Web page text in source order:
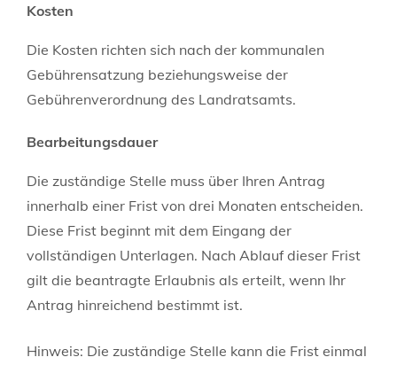
Kosten
Die Kosten richten sich nach der kommunalen
Gebührensatzung beziehungsweise der
Gebührenverordnung des Landratsamts.
Bearbeitungsdauer
Die zuständige Stelle muss über Ihren Antrag
innerhalb einer Frist von drei Monaten entscheiden.
Diese Frist beginnt mit dem Eingang der
vollständigen Unterlagen. Nach Ablauf dieser Frist
gilt die beantragte Erlaubnis als erteilt, wenn Ihr
Antrag hinreichend bestimmt ist.
Hinweis: Die zuständige Stelle kann die Frist einmal